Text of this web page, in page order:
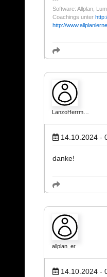
Software: Allplan,
Coachings unter
http://
LanzoHerrm…
14.10.2024 -
danke!
allplan_er
14.10.2024 -